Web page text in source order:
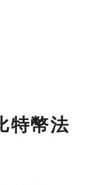
特幣法